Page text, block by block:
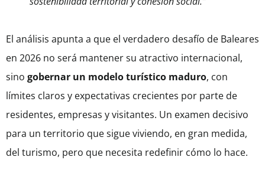
El análisis apunta a que el verdadero desafío de Baleares
en 2026 no será mantener su atractivo internacional,
sino gobernar un modelo turístico maduro, con
límites claros y expectativas crecientes por parte de
residentes, empresas y visitantes. Un examen decisivo
para un territorio que sigue viviendo, en gran medida,
del turismo, pero que necesita redefinir cómo lo hace.